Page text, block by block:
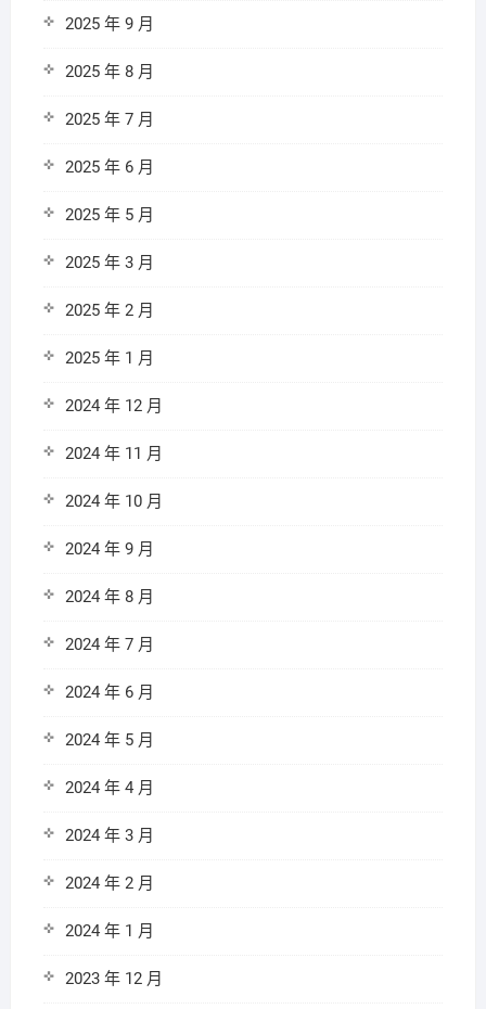
2025 年 9 月
2025 年 8 月
2025 年 7 月
2025 年 6 月
2025 年 5 月
2025 年 3 月
2025 年 2 月
2025 年 1 月
2024 年 12 月
2024 年 11 月
2024 年 10 月
2024 年 9 月
2024 年 8 月
2024 年 7 月
2024 年 6 月
2024 年 5 月
2024 年 4 月
2024 年 3 月
2024 年 2 月
2024 年 1 月
2023 年 12 月